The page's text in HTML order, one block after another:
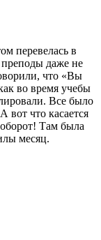
перевелась в
даже не
что «Вы
во время учебы
Все было
вот что касается
Там была
месяц.